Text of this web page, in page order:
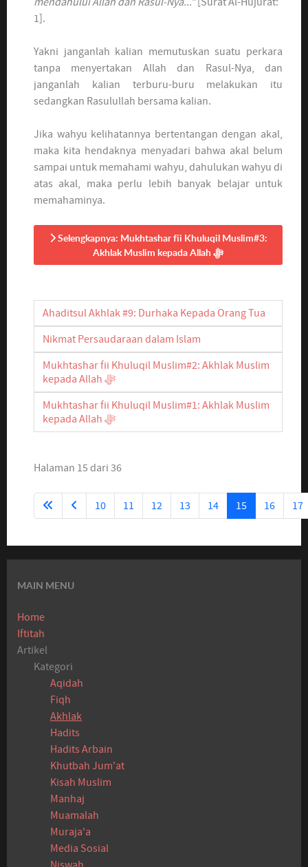
1].
Yakni janganlah kalian memutuskan suatu perkara
tanpa menyertakan Allah dan Rasul-Nya, dan
janganlah kalian terburu-buru melakukan itu
sedangkan Rasulullah bersama kalian.
Jika wahyu kelihatannya bertentangan dengan akal,
maka kita hendaknya menyadari bahwa akal belum
sampai untuk memahami wahyu, dahulukan wahyu di
atas akal, maka perlu lebih banyak belajar untuk
memahaminya.
Selengkapnya: Mukhtashar fii Khuluqil Muslim#3:
Akhlak Muslim kepada Allah ﷻ
Ahaditsul Akhlak #9: Durhaka Kepada Orang Tua
Nikmat Persaudaraan dalam Islam
Mukhtashar fii Khuluqil Muslim#2: Akhlak Muslim
kepada Allah ﷻ
Mukhtashar fii Khuluqil Muslim#1: Akhlak Muslim
kepada Allah ﷻ
Halaman 15 dari 36
10 11 12 13 14 15 16 17
MAIN MENU
Home
Iftitah
Artikel
Kategori
Aqidah
Fiqh
Akhlak
Hadits
Hadits Arbain
Khutbah Jum'at
Kisah Muslim
Manhaj
Muamalah
Muraja'a
Media Sosial